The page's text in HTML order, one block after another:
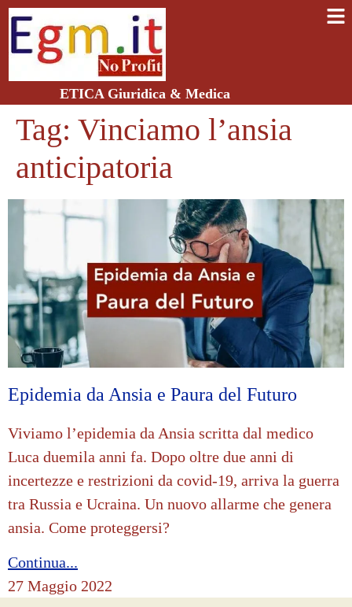
ETICA Giuridica & Medica
Tag: Vinciamo l’ansia
anticipatoria
Epidemia da Ansia e Paura del Futuro
Viviamo l’epidemia da Ansia scritta dal medico
Luca duemila anni fa. Dopo oltre due anni di
incertezze e restrizioni da covid-19, arriva la guerra
tra Russia e Ucraina. Un nuovo allarme che genera
ansia. Come proteggersi?
Continua...
27 Maggio 2022